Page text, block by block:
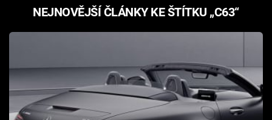
Filmy
Seriály
NEJNOVĚJŠÍ ČLÁNKY KE ŠTÍTKU „C63“